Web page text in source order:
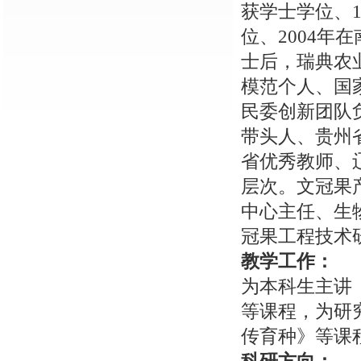
获学士学位、
位、2004年
士后，瑞典农
模范个人、国
民委创新团队
带头人、贵州
省优秀教师、
层次。文冠果
中心主任、生
冠果工程技术
教学工作：
为本科生主讲
等课程，为研
传育种》等课